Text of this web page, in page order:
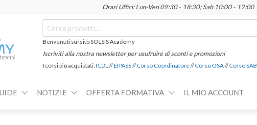
Orari Uffici: Lun-Ven 09:30 - 18:30; Sab 10:00 - 12:00
Cerca:
Benvenuti sul sito SOLSIS Academy
Iscriviti alla nostra newsletter per usufruire di sconti e promozioni
I corsi più acquistati:ICDL//EIPASS//Corso Coordinatore//Corso OSA//Corso SAB
NOTIZIE OFFERTA FORMATIVA IL MIO ACCOUNT